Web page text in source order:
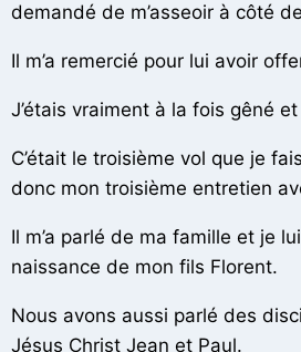
demandé de m’asseoir à côté
Il m’a remercié pour lui avoir
J’étais vraiment à la fois gêné
C’était le troisième vol que je
donc mon troisième entretien
Il m’a parlé de ma famille et je
naissance de mon fils Florent.
Nous avons aussi parlé des
Jésus Christ Jean et Paul.